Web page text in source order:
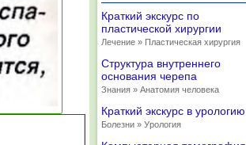
Краткий экскурс по
пластической хирургии
Лечение » Пластическая хирургия
Структура внутреннего
основания черепа
Знания » Анатомия человека
Краткий экскурс в урологию
Болезни » Урология